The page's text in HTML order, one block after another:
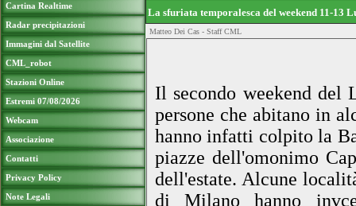
Cartina Realtime
Radar precipitazioni
Immagini dal Satellite
CML_robot
Stazioni Online
Estremi 07/08/2026
Webcam
Associazione
Contatti
Privacy Policy
Note Legali
La sfuriata temporalesca del weekend 11-13
Matteo Dei Cas - Staff CML
Il secondo weekend del
persone che abitano in
hanno infatti colpito la
piazze dell'omonimo
dell'estate. Alcune
di Milano hanno